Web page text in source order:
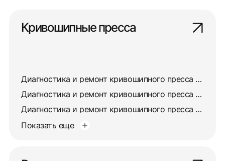
Кривошипные пресса
Диагностика и ремонт кривошипного пресса КД2324
Диагностика и ремонт кривошипного пресса КД2134
Диагностика и ремонт кривошипного пресса КД2318
Показать еще